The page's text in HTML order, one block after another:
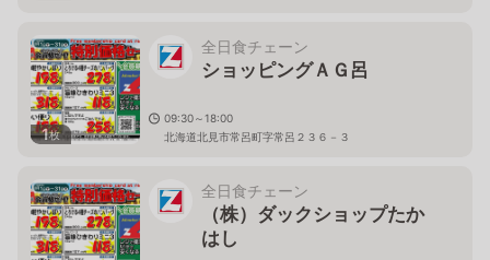
1枚
全日食チェーン
ショッピングＡＧ呂
09:30～18:00
北海道北見市常呂町字常呂２３６－３
全日食チェーン
（株）ダックショップたか
はし